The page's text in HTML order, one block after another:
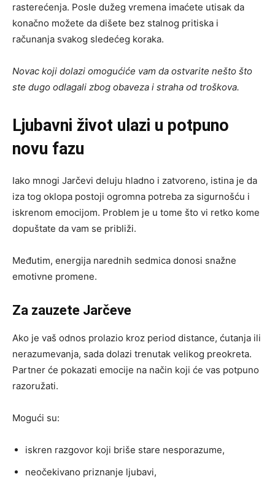
rasterećenja. Posle dužeg vremena imaćete utisak da
konačno možete da dišete bez stalnog pritiska i
računanja svakog sledećeg koraka.
Novac koji dolazi omogućiće vam da ostvarite nešto što
ste dugo odlagali zbog obaveza i straha od troškova.
Ljubavni život ulazi u potpuno
novu fazu
Iako mnogi Jarčevi deluju hladno i zatvoreno, istina je da
iza tog oklopa postoji ogromna potreba za sigurnošću i
iskrenom emocijom. Problem je u tome što vi retko kome
dopuštate da vam se približi.
Međutim, energija narednih sedmica donosi snažne
emotivne promene.
Za zauzete Jarčeve
Ako je vaš odnos prolazio kroz period distance, ćutanja ili
nerazumevanja, sada dolazi trenutak velikog preokreta.
Partner će pokazati emocije na način koji će vas potpuno
razoružati.
Mogući su:
iskren razgovor koji briše stare nesporazume,
neočekivano priznanje ljubavi,